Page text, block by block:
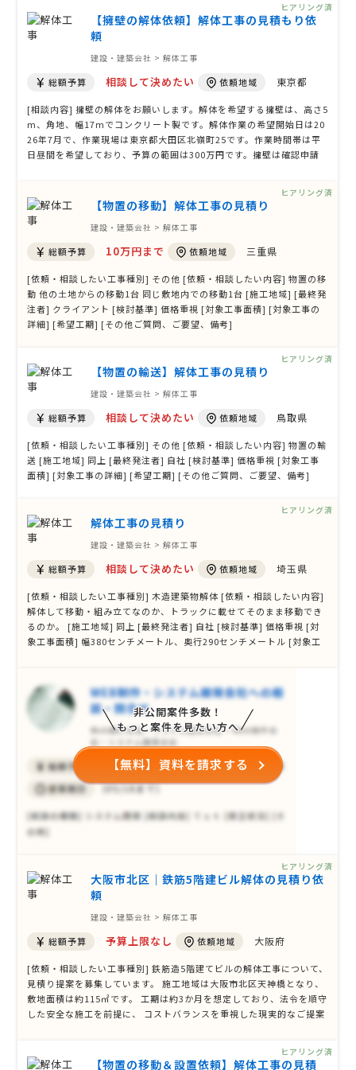
安は安く希望しています。特別な …
【擁壁の解体依頼】解体工事の見積もり依
頼
建設・建築会社 > 解体工事
総額予算 相談して決めたい 依頼地域 東京都
[相談内容] 擁壁の解体をお願いします。解体を希望する擁壁は、高さ5
m、角地、幅17mでコンクリート製です。解体作業の希望開始日は20
26年7月で、作業現場は東京都大田区北嶺町25です。作業時間帯は平
日昼間を希望しており、予算の範囲は300万円です。擁壁は確認申請
う方からの提案をお待ちして …
ヒアリング済
【物置の移動】解体工事の見積り
建設・建築会社 > 解体工事
総額予算 10万円まで 依頼地域 三重県
[依頼・相談したい工事種別] その他 [依頼・相談したい内容] 物置の移
動 他の土地からの移動1台 同じ敷地内での移動1台 [施工地域] [最終発
注者] クライアント [検討基準] 価格重視 [対象工事面積] [対象工事の
詳細] [希望工期] [その他ご質問、ご要望、備考]
ヒアリング済
【物置の輸送】解体工事の見積り
建設・建築会社 > 解体工事
総額予算 相談して決めたい 依頼地域 鳥取県
[依頼・相談したい工事種別] その他 [依頼・相談したい内容] 物置の輸
送 [施工地域] 同上 [最終発注者] 自社 [検討基準] 価格重視 [対象工事
面積] [対象工事の詳細] [希望工期] [その他ご質問、ご要望、備考]
ヒアリング済
解体工事の見積り
建設・建築会社 > 解体工事
総額予算 相談して決めたい 依頼地域 埼玉県
[依頼・相談したい工事種別] 木造建築物解体 [依頼・相談したい内容]
解体して移動・組み立てなのか、トラックに載せてそのまま移動でき
るのか。 [施工地域] 同上 [最終発注者] 自社 [検討基準] 価格重視 [対
象工事面積] 幅380センチメートル、奥行290センチメートル [対象工
ヒアリング済
非公開案件多数！
もっと案件を見たい方へ
【無料】資料を請求する
大阪市北区｜鉄筋5階建ビル解体の見積り依
頼
建設・建築会社 > 解体工事
総額予算 予算上限なし 依頼地域 大阪府
[依頼・相談したい工事種別] 鉄筋造5階建てビルの解体工事について、
見積り提案を募集しています。 施工地域は大阪市北区天神橋となり、
敷地面積は約115㎡です。 工期は約3か月を想定しており、法令を順守
した安全な施工を前提に、 コストバランスを重視した現実的なご提案
てご提案いただ …
ヒアリング済
【物置の移動＆設置依頼】解体工事の見積
ヒアリング済